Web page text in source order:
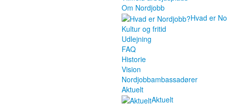
Om Nordjobb
Hvad er
Kultur og fritid
Udlejning
FAQ
Historie
Vision
Nordjobbambassadører
Aktuelt
Aktuelt